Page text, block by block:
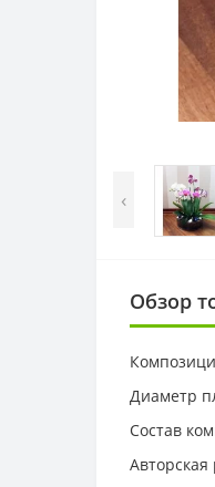
‹
Обзор
Диаметр
Состав
Авторская